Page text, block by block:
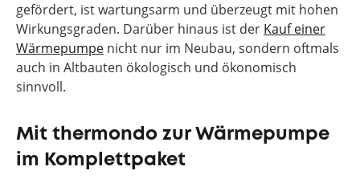
gefördert, ist wartungsarm und überzeugt mit hohen
Wirkungsgraden. Darüber hinaus ist der Kauf einer
Wärmepumpe nicht nur im Neubau, sondern oftmals
auch in Altbauten ökologisch und ökonomisch
sinnvoll.
Mit thermondo zur Wärmepumpe
im Komplettpaket